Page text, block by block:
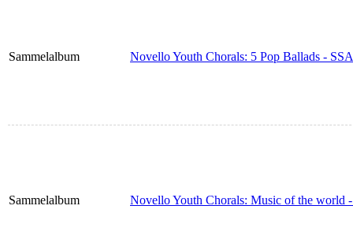
Sammelalbum Novello Youth Chorals: 5 Pop Ballads -
Sammelalbum Novello Youth Chorals: Music of the world